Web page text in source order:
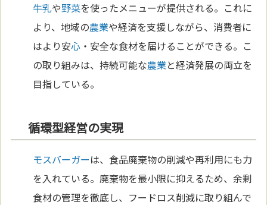
牛乳や野菜を使ったメニューが提供される。これに
より、地域の農業や経済を支援しながら、消費者に
はより安心 ・安全な食材を届けることができる。こ
の取り組みは、持続可能な農業と経済発展の両立を
目指している。
循環型経営の実現
モスバーガーは、食品廃棄物の削減や再利用にも力
を入れている。廃棄物を最小限に抑えるため、余剰
食材の管理を徹底し、フードロス削減に取り組んで